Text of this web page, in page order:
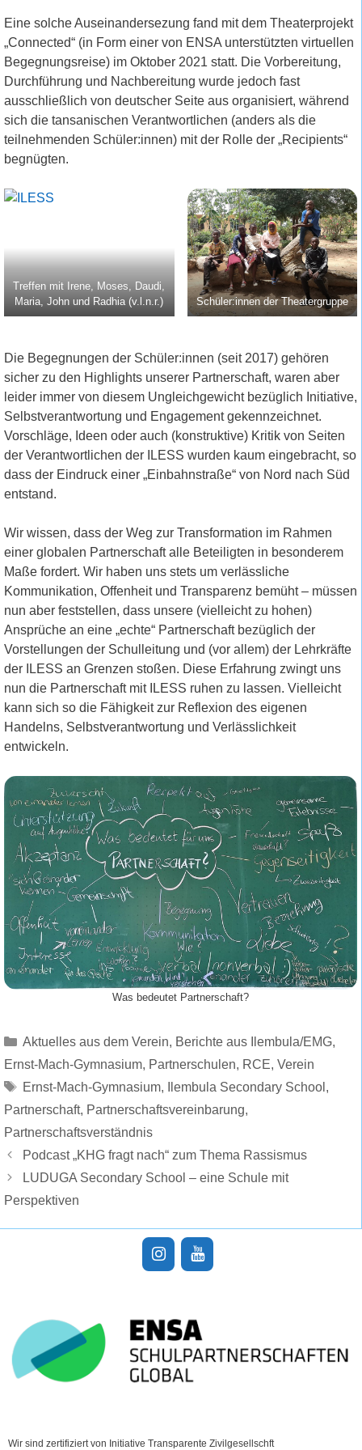
Eine solche Auseinandersezung fand mit dem Theaterprojekt
„Connected“ (in Form einer von ENSA unterstützten virtuellen
Begegnungsreise) im Oktober 2021 statt. Die Vorbereitung,
Durchführung und Nachbereitung wurde jedoch fast
ausschließlich von deutscher Seite aus organisiert, während
sich die tansanischen Verantwortlichen (anders als die
teilnehmenden Schüler:innen) mit der Rolle der „Recipients“
begnügten.
Treffen mit Irene, Moses, Daudi,
Maria, John und Radhia (v.l.n.r.)
Schüler:innen der Theatergruppe
Die Begegnungen der Schüler:innen (seit 2017) gehören
sicher zu den Highlights unserer Partnerschaft, waren aber
leider immer von diesem Ungleichgewicht bezüglich Initiative,
Selbstverantwortung und Engagement gekennzeichnet.
Vorschläge, Ideen oder auch (konstruktive) Kritik von Seiten
der Verantwortlichen der ILESS wurden kaum eingebracht, so
dass der Eindruck einer „Einbahnstraße“ von Nord nach Süd
entstand.
Wir wissen, dass der Weg zur Transformation im Rahmen
einer globalen Partnerschaft alle Beteiligten in besonderem
Maße fordert. Wir haben uns stets um verlässliche
Kommunikation, Offenheit und Transparenz bemüht – müssen
nun aber feststellen, dass unsere (vielleicht zu hohen)
Ansprüche an eine „echte“ Partnerschaft bezüglich der
Vorstellungen der Schulleitung und (vor allem) der Lehrkräfte
der ILESS an Grenzen stoßen. Diese Erfahrung zwingt uns
nun die Partnerschaft mit ILESS ruhen zu lassen. Vielleicht
kann sich so die Fähigkeit zur Reflexion des eigenen
Handelns, Selbstverantwortung und Verlässlichkeit
entwickeln.
Was bedeutet Partnerschaft?
Kategorien
Aktuelles aus dem Verein, Berichte aus Ilembula/EMG,
Ernst-Mach-Gymnasium, Partnerschulen, RCE, Verein
Schlagwörter
Ernst-Mach-Gymnasium, Ilembula Secondary School ,
Partnerschaft, Partnerschaftsvereinbarung,
Partnerschaftsverständnis
Podcast „KHG fragt nach“ zum Thema Rassismus
LUDUGA Secondary School – eine Schule mit
Perspektiven
Wir sind zertifiziert von Initiative Transparente Zivilgesellschft